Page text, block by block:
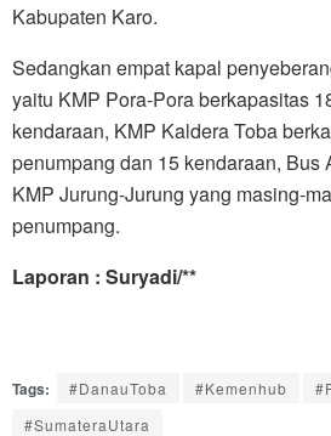
Kabupaten Karo.
Sedangkan empat kapal
yaitu KMP Pora-Pora berkapasitas
kendaraan, KMP Kaldera Toba
penumpang dan 15 kendaraan, Bus
KMP Jurung-Jurung yang masing-
penumpang.
Laporan : Suryadi/**
Tags: #DanauToba #Kemenhub
#SumateraUtara